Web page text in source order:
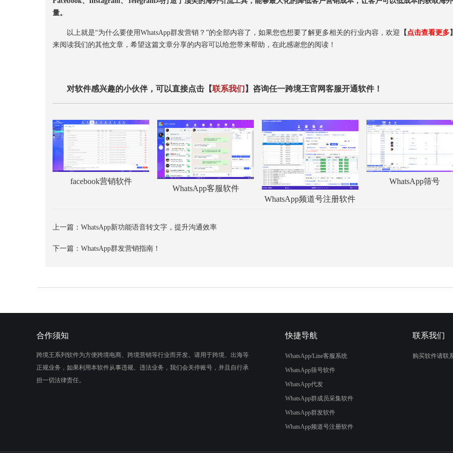
量。
以上就是“为什么要使用WhatsApp群发营销？”的全部内容了，如果您也想要了解更多相关的行业内容，欢迎 【 点击查看更多
来阅读我们的其他文章，希望这篇文章分享的内容可以给您带来帮助，在此感谢您的阅读！
对软件感兴趣的小伙伴，可以直接点击【联系我们 】咨询任一跨境王官网客服开通软件！
facebook营销软件
WhatsApp客服软件
WhatsApp频道号注册软件
WhatsApp筛号
上一篇：WhatsApp新功能语音转文字，提升沟通效率
下一篇：WhatsApp群发营销指南！
合作须知
跨境王系列软件为方便跨境电商、跨境营销等行业而开发。请用于跨境、出海等
正规业务，如果利用本软件从事违规、违法业务，我们会关停账号，并且自行承
担一切法律责任。
快捷导航
WhatsApp/Line客服系统
WhatsApp筛号软件
WhatsApp代发
WhatsApp群成员采集软件
WhatsApp群发软件
WhatsApp频道号注册软件
联系我们
购买软件请联